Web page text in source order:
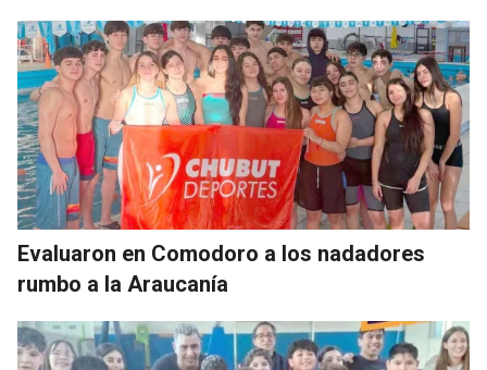
Evaluaron en Comodoro a los nadadores
rumbo a la Araucanía